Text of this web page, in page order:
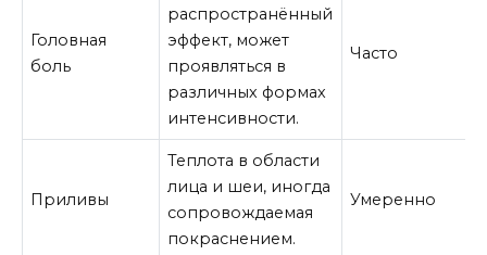
Головная
боль
распространённый
эффект, может
проявляться в
различных формах
интенсивности.
Часто
Приливы
Теплота в области
лица и шеи, иногда
сопровождаемая
покраснением.
Умеренно